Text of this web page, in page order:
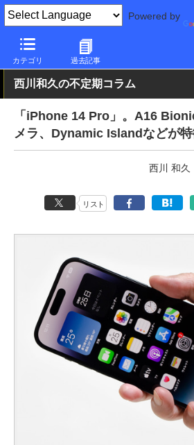
Powered by
カテゴリ 過去記事
PC Watch パソコン/タブレット/スマー
西川和久の不定期コラム
「iPhone 14 Pro」。A16
メラ、Dynamic Islandなどが特
西川 和久
リスト